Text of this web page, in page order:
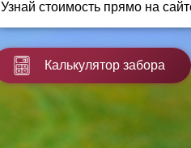
Заборы для дачи
Заборы и ограждения для
Забор на участок 10 соток
Узнай стоимость прямо на
Калькулятор забора